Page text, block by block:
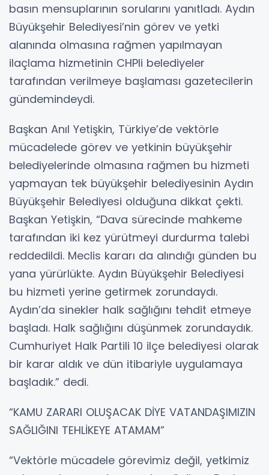
basın mensuplarının sorularını yanıtladı. Aydın
Büyükşehir Belediyesi’nin görev ve yetki
alanında olmasına rağmen yapılmayan
ilaçlama hizmetinin CHPli belediyeler
tarafından verilmeye başlaması gazetecilerin
gündemindeydi.
Başkan Anıl Yetişkin, Türkiye’de vektörle
mücadelede görev ve yetkinin büyükşehir
belediyelerinde olmasına rağmen bu hizmeti
yapmayan tek büyükşehir belediyesinin Aydın
Büyükşehir Belediyesi olduğuna dikkat çekti.
Başkan Yetişkin, “Dava sürecinde mahkeme
tarafından iki kez yürütmeyi durdurma talebi
reddedildi. Meclis kararı da alındığı günden bu
yana yürürlükte. Aydın Büyükşehir Belediyesi
bu hizmeti yerine getirmek zorundaydı.
Aydın’da sinekler halk sağlığını tehdit etmeye
başladı. Halk sağlığını düşünmek zorundaydık.
Cumhuriyet Halk Partili 10 ilçe belediyesi olarak
bir karar aldık ve dün itibariyle uygulamaya
başladık.” dedi.
“KAMU ZARARI OLUŞACAK DİYE VATANDAŞIMIZIN
SAĞLIĞINI TEHLİKEYE ATAMAM”
“Vektörle mücadele görevimiz değil, yetkimiz